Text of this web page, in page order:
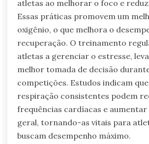
atletas ao melhorar o foco e
Essas práticas promovem um
oxigênio, o que melhora o
recuperação. O treinamento
atletas a gerenciar o estresse,
melhor tomada de decisão
competições. Estudos indicam
respiração consistentes podem
frequências cardíacas e
geral, tornando-as vitais para
buscam desempenho máximo.